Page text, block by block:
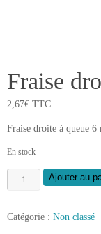
Fraise
2,67€ TTC
Fraise droite à queue
En stock
quantité
de
droite
Ajouter au
Catégorie : Non classé